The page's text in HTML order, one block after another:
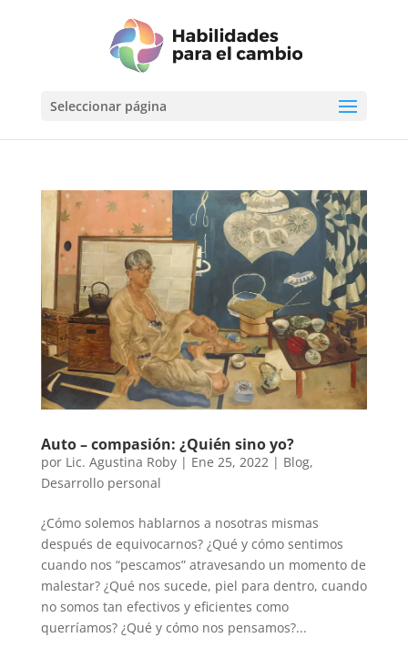
Seleccionar página
Auto – compasión: ¿Quién sino yo?
por Lic. Agustina Roby| Ene 25, 2022 | Blog,
Desarrollo personal
¿Cómo solemos hablarnos a nosotras mismas
después de equivocarnos? ¿Qué y cómo sentimos
cuando nos “pescamos” atravesando un momento de
malestar? ¿Qué nos sucede, piel para dentro, cuando
no somos tan efectivos y eficientes como
querríamos? ¿Qué y cómo nos pensamos?...